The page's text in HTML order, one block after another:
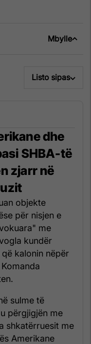
Mbylle
Listo sipas
dhe
SHBA-të
zjarr në
objekte
për nisjen e
me
kundër
kalonin nëpër
sulme të
përgjigjën me
shkatërruesit me
Amerikane